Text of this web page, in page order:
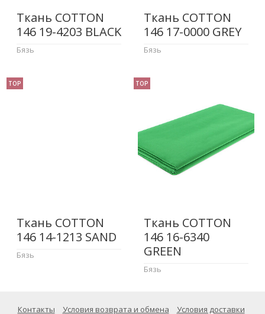
Ткань COTTON
146 19-4203 BLACK
Бязь
Ткань COTTON
146 17-0000 GREY
Бязь
TOP
Ткань COTTON
146 14-1213 SAND
Бязь
TOP
Ткань COTTON
146 16-6340
GREEN
Бязь
Контакты Условия возврата и обмена Условия доставки